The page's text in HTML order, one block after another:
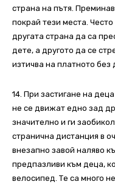
страна на пътя.
покрай тези места.
другата страна да са
дете, а другото да се
изтичва на платното без
14. При застигане на
не се движат едно зад
значително и ги
странична дистанция в
внезапно завой наляво
предпазливи към деца,
велосипед. Те са много